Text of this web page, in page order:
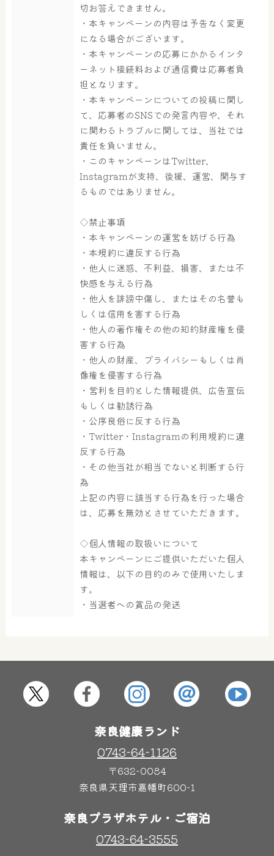
大浴場
屋内レジャープール グルメ
奈良わんぱくランド
はしゃきっズ
ボディケア
切お答えできません。
・本キャンペーンの内容は予告なく変更
になる場合がございます。
・本キャンペーンの応募にかかるインタ
ーネット接続料および通信費は応募者負
担となります。
・本キャンペーンについての投稿に関し
て、応募者のSNSでの発言内容や、それ
に関わるトラブルに関しては、当社では
責任を負いません。
・このキャンペーンはTwitter、
Instagramが支持、後援、運営、関与す
るものではありません。
◇禁止事項
・本キャンペーンの運営を妨げる行為
・本規約に違反する行為
・他人に迷惑、不利益、損害、または不
快感を与える行為
・他人を誹謗中傷し、またはその名誉も
しくは信用を害する行為
・他人の著作権その他の知的財産権を侵
害する行為
・他人の財産、プライバシーもしくは肖
像権を侵害する行為
・営利を目的とした情報提供、広告宣伝
もしくは勧誘行為
・公序良俗に反する行為
・Twitter・Instagramの利用規約に違
反する行為
・その他当社が相当でないと判断する行
為
上記の内容に該当する行為を行った場合
は、応募を無効とさせていただきます。
◇個人情報の取扱いについて
本キャンペーンにご提供いただいた個人
情報は、以下の目的のみで使用いたしま
す。
・当選者への賞品の発送
奈良健康ランド
0743-64-1126
〒632-0084
奈良県天理市嘉幡町600-1
奈良プラザホテル・ご宿泊
0743-64-3555